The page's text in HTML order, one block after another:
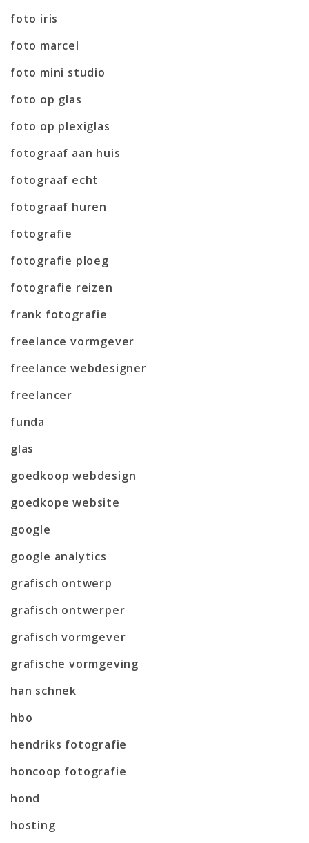
foto iris
foto marcel
foto mini studio
foto op glas
foto op plexiglas
fotograaf aan huis
fotograaf echt
fotograaf huren
fotografie
fotografie ploeg
fotografie reizen
frank fotografie
freelance vormgever
freelance webdesigner
freelancer
funda
glas
goedkoop webdesign
goedkope website
google
google analytics
grafisch ontwerp
grafisch ontwerper
grafisch vormgever
grafische vormgeving
han schnek
hbo
hendriks fotografie
honcoop fotografie
hond
hosting